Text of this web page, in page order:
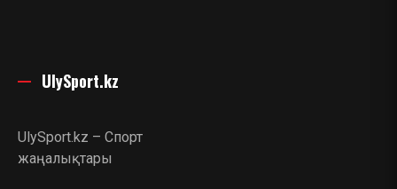
UlySport.kz
UlySport.kz – Спорт
жаңалықтары